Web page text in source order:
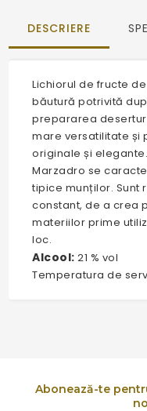
DESCRIERE
Lichiorul de fructe
băutură potrivită
prepararea
mare versatilitate și
originale și
Marzadro se
tipice munților. Sunt
constant, de a crea
materiilor prime
loc.
Alcool: 21 % vol
Temperatura de
Abonează-te